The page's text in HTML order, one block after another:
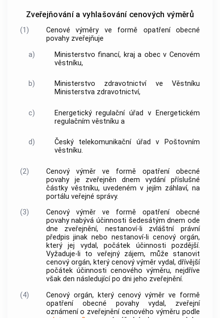
Zveřejňování a vyhlašování cenových výměrů
(1)
Cenové výměry ve formě opatření obecné
povahy zveřejňuje
a)
Ministerstvo financí, kraj a obec v Cenovém
věstníku,
b)
Ministerstvo zdravotnictví ve Věstníku
Ministerstva zdravotnictví,
c)
Energetický regulační úřad v Energetickém
regulačním věstníku a
d)
Český telekomunikační úřad v Poštovním
věstníku.
(2)
Cenový výměr ve formě opatření obecné
povahy je zveřejněn dnem vydání příslušné
částky věstníku, uvedeném v jejím záhlaví, na
portálu veřejné správy.
(3)
Cenový výměr ve formě opatření obecné
povahy nabývá účinnosti šedesátým dnem ode
dne zveřejnění, nestanoví-li zvláštní právní
předpis jinak nebo nestanoví-li cenový orgán,
který jej vydal, počátek účinnosti pozdější.
Vyžaduje-li to veřejný zájem, může stanovit
cenový orgán, který cenový výměr vydal, dřívější
počátek účinnosti cenového výměru, nejdříve
však den následující po dni jeho zveřejnění.
(4)
Cenový orgán, který cenový výměr ve formě
opatření obecné povahy vydal, zveřejní
oznámení o zveřejnění cenového výměru podle